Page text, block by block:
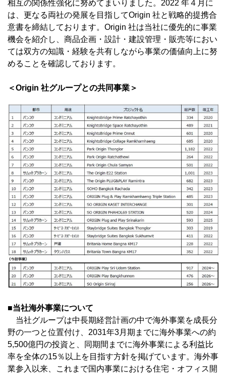
相互の関係性強化に努めてまいりました。2022 年４月に
は、更なる両社の発展を目指してOrigin 社と戦略的提携合
意書を締結しております。Origin 社は当社に優先的に事業
機会を紹介し、商品企画・設計・建設管理・販売等におい
ては双方の知識・経験を共有しながら事業の価値向上に努
めることを確認しております。
＜Origin 社グループとの共同事業＞
■当社海外事業について
当社グループは中長期経営計画の中で海外事業を成長分
野の一つと位置付け、2031年3月期までに海外事業への約
5,500億円の投資と、同期間までに海外事業による利益比
率を全体の15％以上を目指す方針を掲げています。海外事
業参入以来、これまで国内事業における住宅・オフィス開